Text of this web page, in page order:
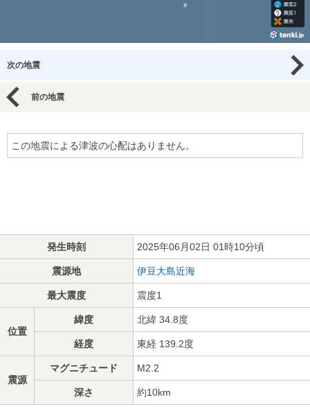
次の地震
前の地震
この地震による津波の心配はありません。
発生時刻 2025年06月02日 01時10分頃
震源地 伊豆大島近海
最大震度 震度1
位置
緯度 北緯 34.8度
経度 東経 139.2度
震源
マグニチュード M2.2
深さ 約10km